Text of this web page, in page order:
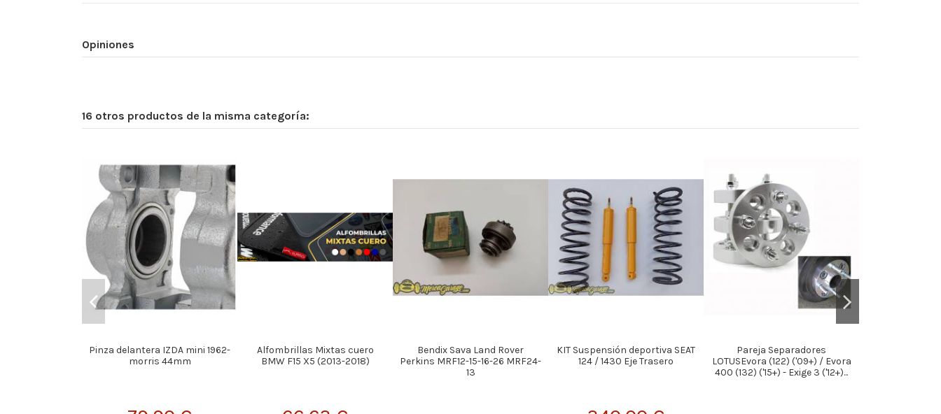
Opiniones
16 otros productos de la misma categoría:
Pinza delantera IZDA mini 1962-
morris 44mm
Alfombrillas Mixtas cuero
BMW F15 X5 (2013-2018)
Bendix Sava Land Rover
Perkins MRF12-15-16-26 MRF24-
13
KIT Suspensión deportiva SEAT
124 / 1430 Eje Trasero
Pareja Separadores
LOTUSEvora (122) ('09+) / Evora
400 (132) ('15+) - Exige 3 ('12+)...